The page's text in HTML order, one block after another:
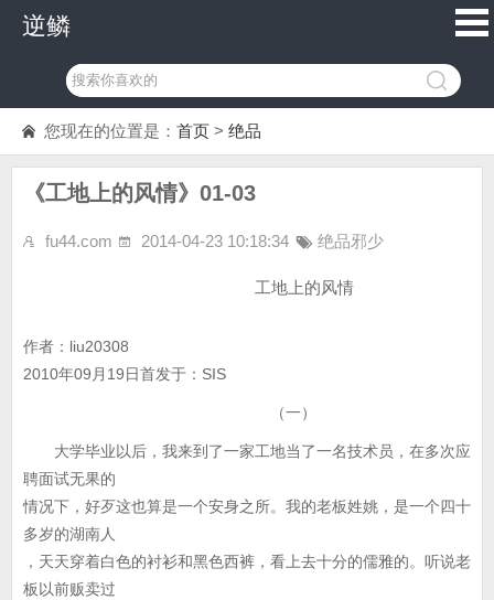
逆鳞
您现在的位置是： 首页 > 绝品
《工地上的风情》01-03
fu44.com 2014-04-23 10:18:34 绝品邪少
工地上的风情
作者：liu20308
2010年09月19日首发于：SIS
（一）
大学毕业以后，我来到了一家工地当了一名技术员，在多次应
聘面试无果的
情况下，好歹这也算是一个安身之所。我的老板姓姚，是一个四十
多岁的湖南人
，天天穿着白色的衬衫和黑色西裤，看上去十分的儒雅的。听说老
板以前贩卖过